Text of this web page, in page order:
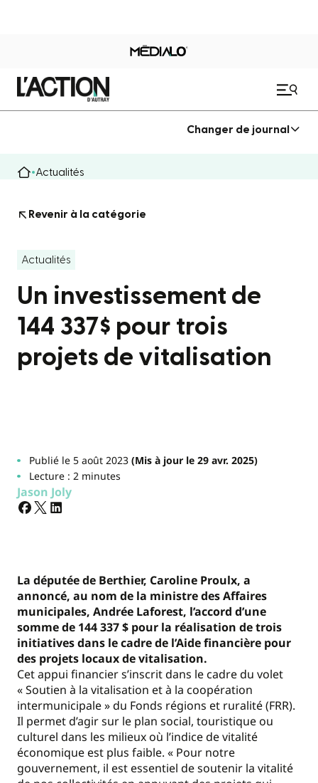
Changer de journal
Actualités
Revenir à la catégorie
Actualités
Un investissement de
144 337$ pour trois
projets de vitalisation
Publié le 5 août 2023(Mis à jour le 29 avr. 2025)
Lecture : 2 minutes
Jason Joly
La députée de Berthier, Caroline Proulx, a
annoncé, au nom de la ministre des Affaires
municipales, Andrée Laforest, l’accord d’une
somme de 144 337 $ pour la réalisation de trois
initiatives dans le cadre de l’Aide financière pour
des projets locaux de vitalisation.
Cet appui financier s’inscrit dans le cadre du volet
« Soutien à la vitalisation et à la coopération
intermunicipale » du Fonds régions et ruralité (FRR).
Il permet d’agir sur le plan social, touristique ou
culturel dans les milieux où l’indice de vitalité
économique est plus faible. « Pour notre
gouvernement, il est essentiel de soutenir la vitalité